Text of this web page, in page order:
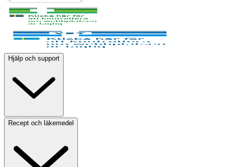
Hjälp och support
Recept och läkemedel